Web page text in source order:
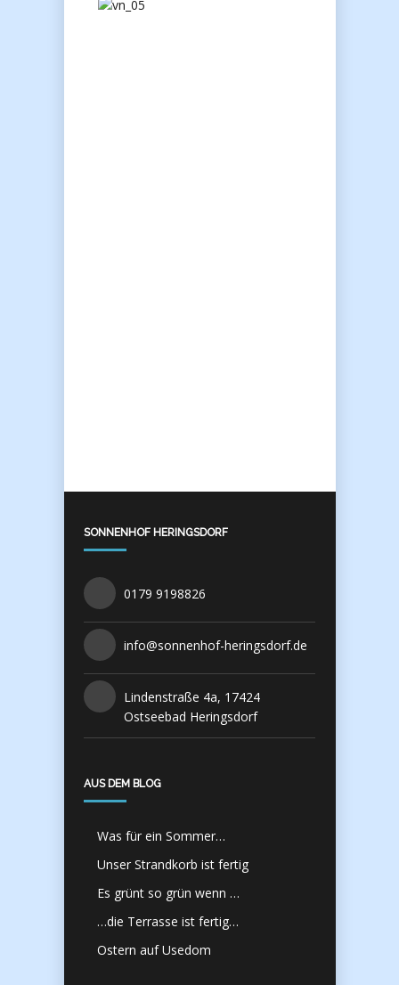
SONNENHOF HERINGSDORF
0179 9198826
info@sonnenhof-heringsdorf.de
Lindenstraße 4a, 17424
Ostseebad Heringsdorf
AUS DEM BLOG
Was für ein Sommer…
Unser Strandkorb ist fertig
Es grünt so grün wenn …
…die Terrasse ist fertig…
Ostern auf Usedom